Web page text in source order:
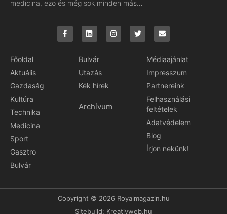
medicina, ezo és még sok minden más…
Főoldal
Aktuális
Gazdaság
Kultúra
Technika
Medicina
Sport
Gasztro
Bulvár
Bulvár
Utazás
Kék hírek
Archívum
Médiaajánlat
Impresszum
Partnereink
Felhasználási
feltételek
Adatvédelem
Blog
Írjon nekünk!
Copyright © 2026 Royalmagazin.hu
Sitebuild: Kreativweb.hu